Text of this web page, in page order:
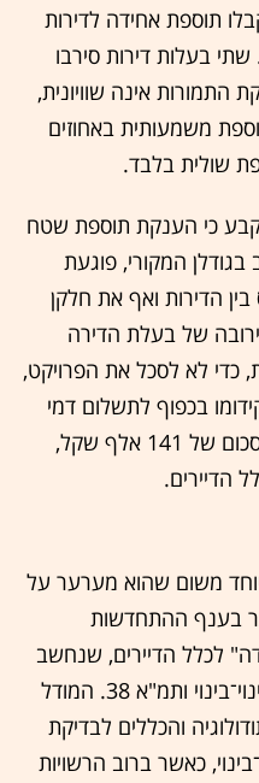
תוספת אחידה לדירות
שתי בעלות דירות סירבו
התמורות אינה שוויונית,
משמעותית באחוזים
שולית בלבד.
כי הענקת תוספת שטח
המקורי, פוגעת
בין הדירות ואף את חלקן
של בעלת הדירה
כדי לא לסכל את הפרויקט,
בכפוף לתשלום דמי
איזון לבעלת הדירה שנפגעה, בסכום של 141 אלף שקל,
הדיירים.
משום שהוא מערער על
בענף ההתחדשות
לכלל הדיירים, שנחשב
לפרקטיקה מקובלת בפרויקטי פינוי־בינוי ותמ"א 38. המודל
המתודולוגיה והכללים לבדיקת
כאשר ברוב הרשויות